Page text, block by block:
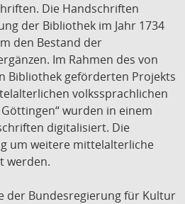
Die Handschriften
der Bibliothek im Jahr 1734
den Bestand der
Im Rahmen des von
Bibliothek geförderten Projekts
volkssprachlichen
wurden in einem
digitalisiert. Die
um weitere mittelalterliche
werden.
der Bundesregierung für Kultur